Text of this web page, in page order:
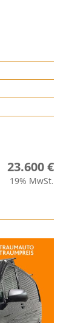
23.600 €
19% MwSt.